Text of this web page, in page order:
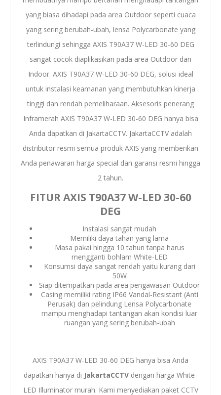
yang biasa dihadapi pada area Outdoor seperti cuaca
yang sering berubah-ubah, lensa Polycarbonate yang
terlindungi sehingga AXIS T90A37 W-LED 30-60 DEG
sangat cocok diaplikasikan pada area Outdoor dan
Indoor. AXIS T90A37 W-LED 30-60 DEG, solusi ideal
untuk instalasi keamanan yang membutuhkan kinerja
tinggi dan rendah pemeliharaan. Aksesoris penerang
Inframerah AXIS T90A37 W-LED 30-60 DEG hanya bisa
Anda dapatkan di JakartaCCTV. JakartaCCTV adalah
distributor resmi semua produk AXIS yang memberikan
Anda penawaran harga special dan garansi resmi hingga
2 tahun.
FITUR AXIS T90A37 W-LED 30-60
DEG
Instalasi sangat mudah
Memiliki daya tahan yang lama
Masa pakai hingga 10 tahun tanpa harus
mengganti bohlam White-LED
Konsumsi daya sangat rendah yaitu kurang dari
50W
Siap ditempatkan pada area pengawasan Outdoor
Casing memiliki rating IP66 Vandal-Resistant (Anti
Perusak) dan pelindung Lensa Polycarbonate
mampu menghadapi tantangan akan kondisi luar
ruangan yang sering berubah-ubah
AXIS T90A37 W-LED 30-60 DEG hanya bisa Anda
dapatkan hanya di JakartaCCTV dengan harga White-
LED Illuminator murah. Kami menyediakan paket CCTV